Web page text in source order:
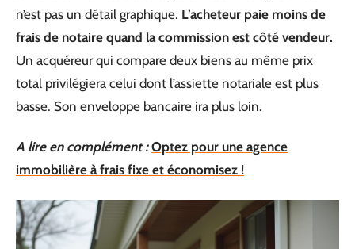
n’est pas un détail graphique. L’acheteur paie moins de
frais de notaire quand la commission est côté vendeur.
Un acquéreur qui compare deux biens au même prix
total privilégiera celui dont l’assiette notariale est plus
basse. Son enveloppe bancaire ira plus loin.
A lire en complément : Optez pour une agence
immobilière à frais fixe et économisez !